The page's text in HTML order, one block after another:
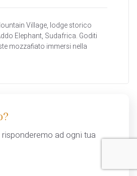
Village, lodge storico
Elephant, Sudafrica. Goditi
mozzafiato immersi nella
ad ogni tua